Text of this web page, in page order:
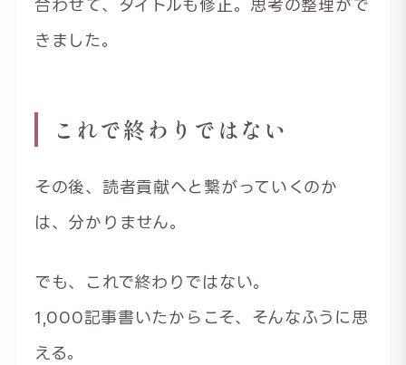
合わせて、タイトルも修正。思考の整理がで
きました。
これで終わりではない
その後、読者貢献へと繋がっていくのか
は、分かりません。
でも、これで終わりではない。
1,000記事書いたからこそ、そんなふうに思
える。